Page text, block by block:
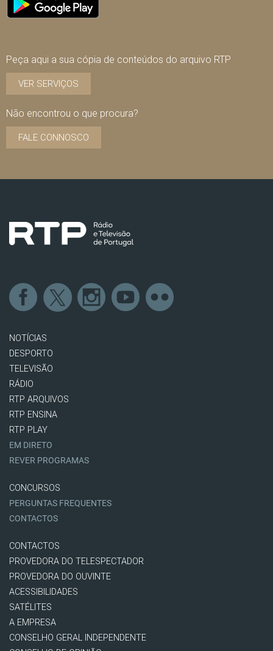
Peça aqui a sua cópia de conteúdos do arquivo RTP
VER SERVIÇOS
Não encontrou o que procura?
FALE CONNOSCO
NOTÍCIAS
DESPORTO
TELEVISÃO
RÁDIO
RTP ARQUIVOS
RTP ENSINA
RTP PLAY
EM DIRETO
REVER PROGRAMAS
CONCURSOS
PERGUNTAS FREQUENTES
CONTACTOS
CONTACTOS
PROVEDORA DO TELESPECTADOR
PROVEDORA DO OUVINTE
ACESSIBILIDADES
SATÉLITES
A EMPRESA
CONSELHO GERAL INDEPENDENTE